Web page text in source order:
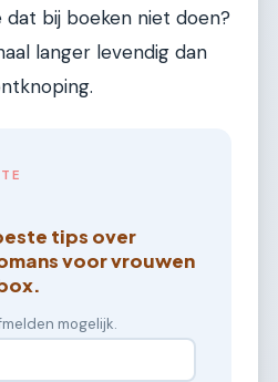
dat bij boeken niet doen?
langer levendig dan
tips over
voor vrouwen
mogelijk.